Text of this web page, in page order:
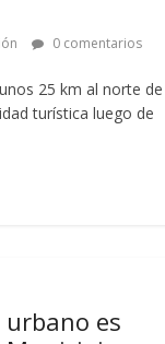
0 comentarios
25 km al norte de
turística luego de
es